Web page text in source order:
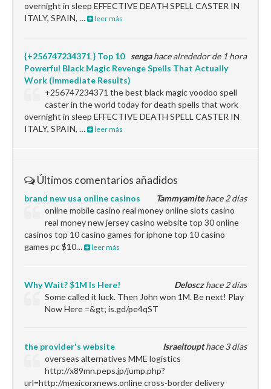
overnight in sleep EFFECTIVE DEATH SPELL CASTER IN
ITALY, SPAIN, …
leer más
sengahace alrededor de 1 hora
{+256747234371 } Top 10
Powerful Black Magic Revenge Spells That Actually
Work (Immediate Results)
+256747234371 the best black magic voodoo spell
caster in the world today for death spells that work
overnight in sleep EFFECTIVE DEATH SPELL CASTER IN
ITALY, SPAIN, …
leer más
Últimos comentarios añadidos
Tammyamitehace 2 días
brand new usa online casinos
online mobile casino real money online slots casino
real money new jersey casino website top 30 online
casinos top 10 casino games for iphone top 10 casino
games pc $10…
leer más
Delosczhace 2 días
Why Wait? $1M Is Here!
Some called it luck. Then John won 1M. Be next! Play
Now Here =&gt; is.gd/pe4qST
Israeltoupthace 3 días
the provider's website
overseas alternatives MME logistics
http://x89mn.peps.jp/jump.php?
url=http://mexicorxnews.online cross-border delivery